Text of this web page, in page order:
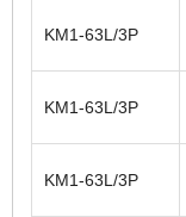
KM1-63L/3P
KM1-63L/3P
KM1-63L/3P